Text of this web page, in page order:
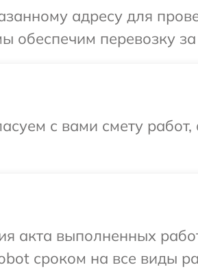
адресу для
обеспечим перевозку
с вами смету
акта выполненных
сроком на все виды